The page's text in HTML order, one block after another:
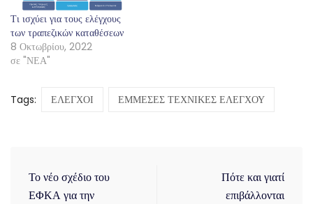
Τι ισχύει για τους ελέγχους
των τραπεζικών καταθέσεων
8 Οκτωβρίου, 2022
σε "ΝΕΑ"
Tags: ΕΛΕΓΧΟΙ ΕΜΜΕΣΕΣ ΤΕΧΝΙΚΕΣ ΕΛΕΓΧΟΥ
Το νέο σχέδιο του
ΕΦΚΑ για την
Πότε και γιατί
επιβάλλονται